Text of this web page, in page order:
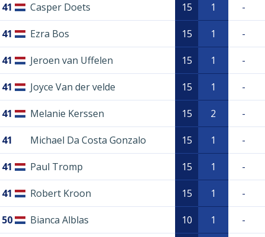
41 Casper Doets 15 1 -
41 Ezra Bos 15 1 -
41 Jeroen van Uffelen 15 1 -
41 Joyce Van der velde 15 1 -
41 Melanie Kerssen 15 2 -
41 Michael Da Costa Gonzalo 15 1 -
41 Paul Tromp 15 1 -
41 Robert Kroon 15 1 -
50 Bianca Alblas 10 1 -